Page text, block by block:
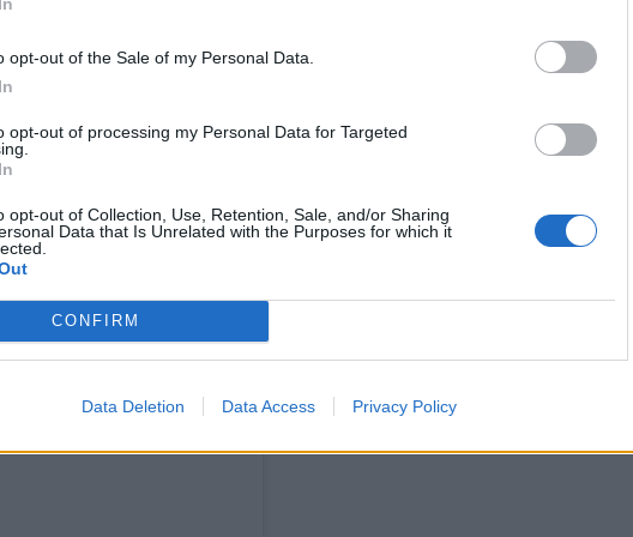
opt-out of the Sale of my Personal Data.
opt-out of processing my Personal Data for Targeted
opt-out of Collection, Use, Retention, Sale, and/or Sharing
Data that Is Unrelated with the Purposes for which it
CONFIRM
Data Deletion Data Access Privacy Policy
viime vuosina Duudsonit
perheiden kotona
on nähty viime aikoina
sekä vieraana Christoffer